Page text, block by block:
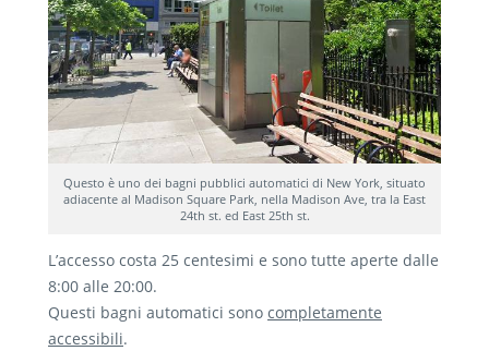
Questo è uno dei bagni pubblici automatici di New York, situato
adiacente al Madison Square Park, nella Madison Ave, tra la East
24th st. ed East 25th st.
L’accesso costa 25 centesimi e sono tutte aperte dalle
8:00 alle 20:00.
Questi bagni automatici sono completamente
accessibili.